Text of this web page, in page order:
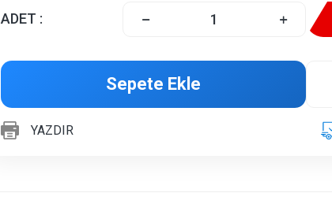
ADET :
Sepete Ekle
YAZDIR